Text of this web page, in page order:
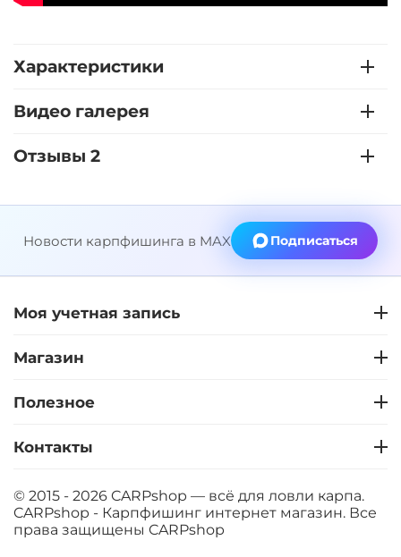
Характеристики
Видео галерея
Отзывы 2
Новости карпфишинга в MAX Подписаться
Моя учетная запись
Магазин
Полезное
Контакты
© 2015 - 2026 CARPshop — всё для ловли карпа.
CARPshop - Карпфишинг интернет магазин. Все
права защищены CARPshop